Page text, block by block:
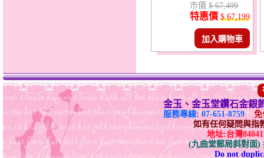
市價 $ 67,499
特惠價 $ 67,199
加入購物車
金玉、金玉堂鑽石金銀
服務專線: 07-651-8759
免
如有任何疑問與指
地址:台灣
(九曲堂郵局斜對面)
Do not